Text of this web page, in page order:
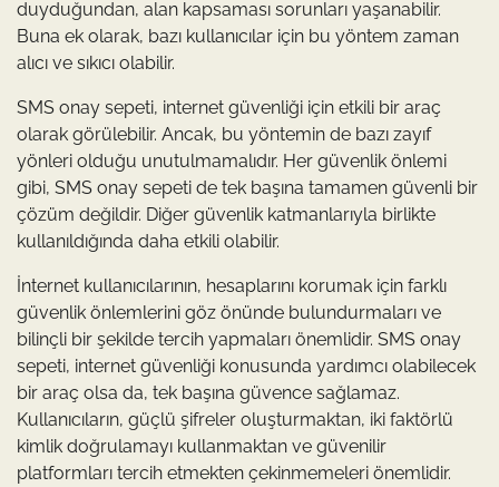
duyduğundan, alan kapsaması sorunları yaşanabilir.
Buna ek olarak, bazı kullanıcılar için bu yöntem zaman
alıcı ve sıkıcı olabilir.
SMS onay sepeti, internet güvenliği için etkili bir araç
olarak görülebilir. Ancak, bu yöntemin de bazı zayıf
yönleri olduğu unutulmamalıdır. Her güvenlik önlemi
gibi, SMS onay sepeti de tek başına tamamen güvenli bir
çözüm değildir. Diğer güvenlik katmanlarıyla birlikte
kullanıldığında daha etkili olabilir.
İnternet kullanıcılarının, hesaplarını korumak için farklı
güvenlik önlemlerini göz önünde bulundurmaları ve
bilinçli bir şekilde tercih yapmaları önemlidir. SMS onay
sepeti, internet güvenliği konusunda yardımcı olabilecek
bir araç olsa da, tek başına güvence sağlamaz.
Kullanıcıların, güçlü şifreler oluşturmaktan, iki faktörlü
kimlik doğrulamayı kullanmaktan ve güvenilir
platformları tercih etmekten çekinmemeleri önemlidir.